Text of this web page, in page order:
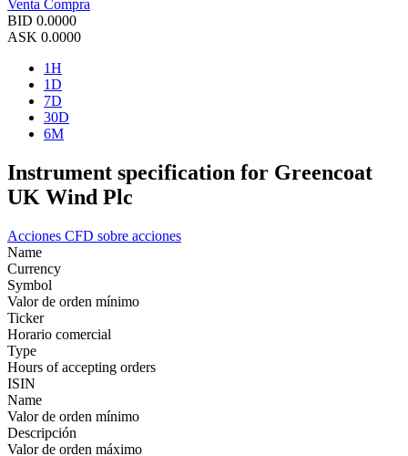
Venta Compra
BID 0.0000
ASK 0.0000
1H
1D
7D
30D
6M
Instrument specification for Greencoat
UK Wind Plc
Acciones CFD sobre acciones
Name
Currency
Symbol
Valor de orden mínimo
Ticker
Horario comercial
Type
Hours of accepting orders
ISIN
Name
Valor de orden mínimo
Descripción
Valor de orden máximo